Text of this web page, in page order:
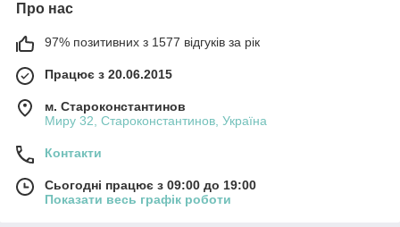
Про нас
97% позитивних з 1577 відгуків за рік
Працює з 20.06.2015
м. Староконстантинов
Миру 32, Староконстантинов, Україна
Контакти
Сьогодні працює з 09:00 до 19:00
Показати весь графік роботи